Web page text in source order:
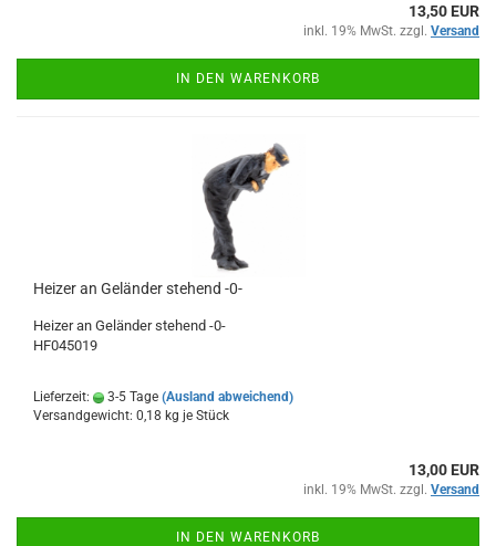
13,50 EUR
inkl. 19% MwSt. zzgl. Versand
IN DEN WARENKORB
Heizer an Geländer stehend -0-
Heizer an Geländer stehend -0-
HF045019
Lieferzeit: 3-5 Tage (Ausland abweichend)
Versandgewicht: 0,18 kg je Stück
13,00 EUR
inkl. 19% MwSt. zzgl. Versand
IN DEN WARENKORB